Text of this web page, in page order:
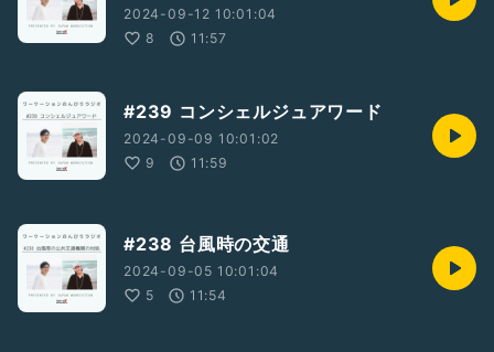
2024-09-12 10:01:04
8
11:57
#239 コンシェルジュアワード
2024-09-09 10:01:02
9
11:59
#238 台風時の交通
2024-09-05 10:01:04
5
11:54